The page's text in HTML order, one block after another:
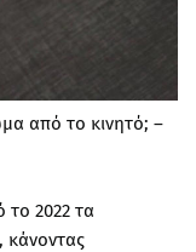
από το κινητό; –
το 2022 τα
κάνοντας